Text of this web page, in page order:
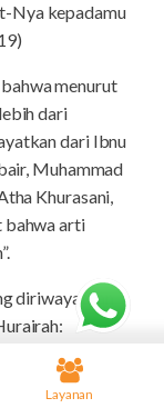
Nya kepadamu
menurut
dari
dari Ibnu
Muhammad
Khurasani,
bahwa arti
diriwayatkan
قَالَ رَجُلٌ يَا
عِنْدِي آخَرُ
Layanan